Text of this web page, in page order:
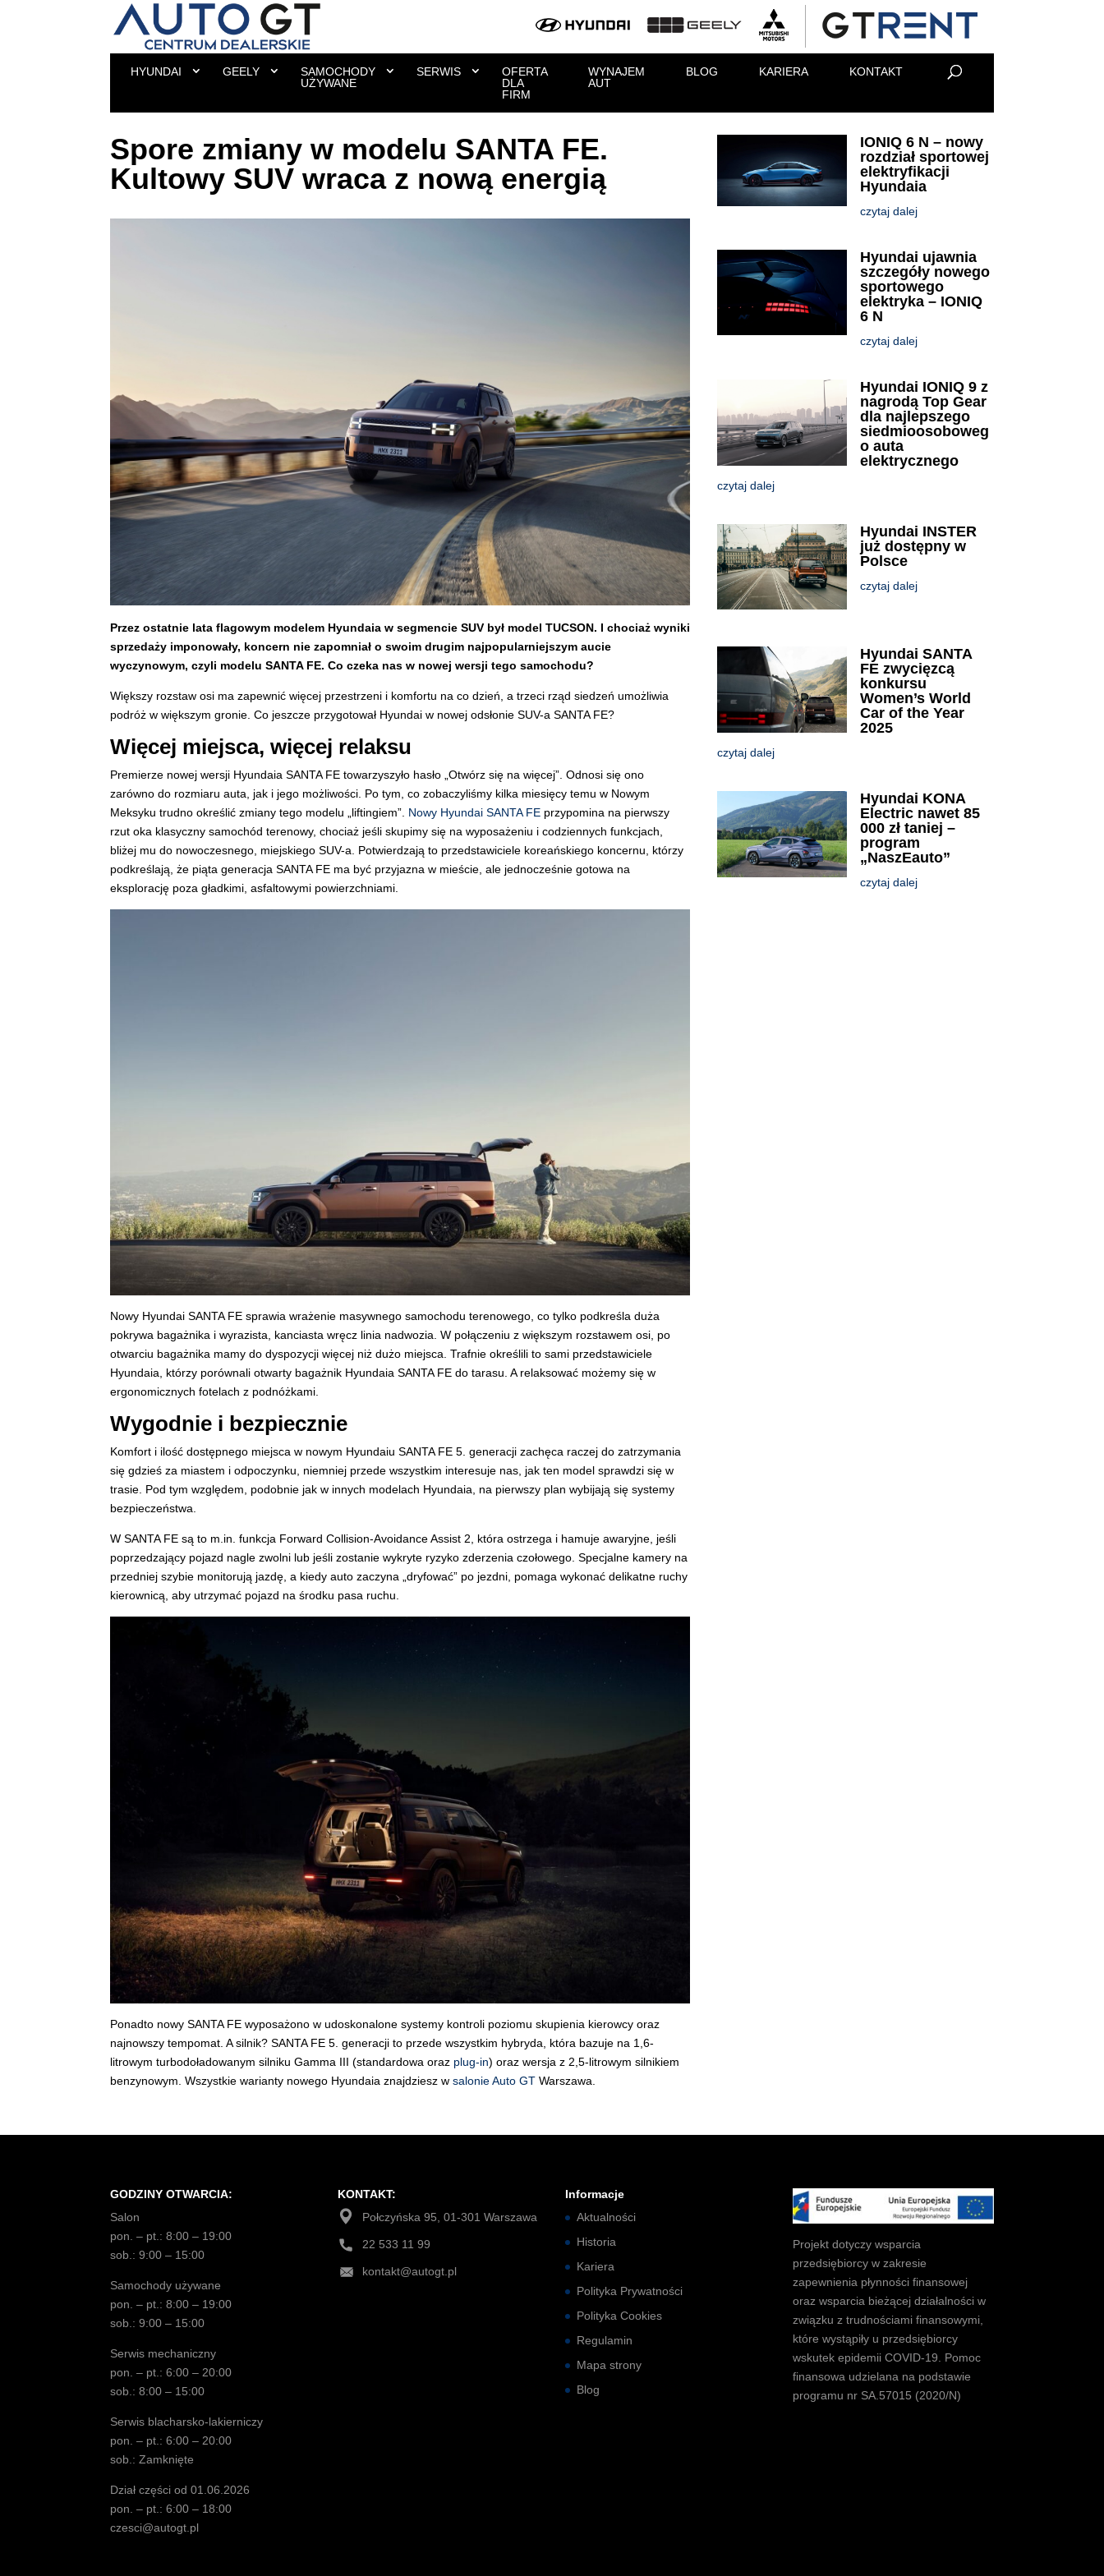
HYUNDAI GEELY
SAMOCHODY
UŻYWANE
SERWIS
OFERTA
DLA
FIRM
WYNAJEM
AUT
BLOG KARIERA KONTAKT
Spore zmiany w modelu SANTA FE.
Kultowy SUV wraca z nową energią
Przez ostatnie lata flagowym modelem Hyundaia w segmencie SUV był model TUCSON. I chociaż wyniki
sprzedaży imponowały, koncern nie zapomniał o swoim drugim najpopularniejszym aucie
wyczynowym, czyli modelu SANTA FE. Co czeka nas w nowej wersji tego samochodu?
Większy rozstaw osi ma zapewnić więcej przestrzeni i komfortu na co dzień, a trzeci rząd siedzeń umożliwia
podróż w większym gronie. Co jeszcze przygotował Hyundai w nowej odsłonie SUV-a SANTA FE?
Więcej miejsca, więcej relaksu
Premierze nowej wersji Hyundaia SANTA FE towarzyszyło hasło „Otwórz się na więcej”. Odnosi się ono
zarówno do rozmiaru auta, jak i jego możliwości. Po tym, co zobaczyliśmy kilka miesięcy temu w Nowym
Meksyku trudno określić zmiany tego modelu „liftingiem”. Nowy Hyundai SANTA FE przypomina na pierwszy
rzut oka klasyczny samochód terenowy, chociaż jeśli skupimy się na wyposażeniu i codziennych funkcjach,
bliżej mu do nowoczesnego, miejskiego SUV-a. Potwierdzają to przedstawiciele koreańskiego koncernu, którzy
podkreślają, że piąta generacja SANTA FE ma być przyjazna w mieście, ale jednocześnie gotowa na
eksplorację poza gładkimi, asfaltowymi powierzchniami.
Nowy Hyundai SANTA FE sprawia wrażenie masywnego samochodu terenowego, co tylko podkreśla duża
pokrywa bagażnika i wyrazista, kanciasta wręcz linia nadwozia. W połączeniu z większym rozstawem osi, po
otwarciu bagażnika mamy do dyspozycji więcej niż dużo miejsca. Trafnie określili to sami przedstawiciele
Hyundaia, którzy porównali otwarty bagażnik Hyundaia SANTA FE do tarasu. A relaksować możemy się w
ergonomicznych fotelach z podnóżkami.
Wygodnie i bezpiecznie
Komfort i ilość dostępnego miejsca w nowym Hyundaiu SANTA FE 5. generacji zachęca raczej do zatrzymania
się gdzieś za miastem i odpoczynku, niemniej przede wszystkim interesuje nas, jak ten model sprawdzi się w
trasie. Pod tym względem, podobnie jak w innych modelach Hyundaia, na pierwszy plan wybijają się systemy
bezpieczeństwa.
W SANTA FE są to m.in. funkcja Forward Collision-Avoidance Assist 2, która ostrzega i hamuje awaryjne, jeśli
poprzedzający pojazd nagle zwolni lub jeśli zostanie wykryte ryzyko zderzenia czołowego. Specjalne kamery na
przedniej szybie monitorują jazdę, a kiedy auto zaczyna „dryfować” po jezdni, pomaga wykonać delikatne ruchy
kierownicą, aby utrzymać pojazd na środku pasa ruchu.
Ponadto nowy SANTA FE wyposażono w udoskonalone systemy kontroli poziomu skupienia kierowcy oraz
najnowszy tempomat. A silnik? SANTA FE 5. generacji to przede wszystkim hybryda, która bazuje na 1,6-
litrowym turbodoładowanym silniku Gamma III (standardowa oraz plug-in) oraz wersja z 2,5-litrowym silnikiem
benzynowym. Wszystkie warianty nowego Hyundaia znajdziesz wsalonie Auto GT Warszawa.
IONIQ 6 N – nowy
rozdział sportowej
elektryfikacji
Hyundaia
czytaj dalej
Hyundai ujawnia
szczegóły nowego
sportowego
elektryka – IONIQ
6 N
czytaj dalej
Hyundai IONIQ 9 z
nagrodą Top Gear
dla najlepszego
siedmioosoboweg
o auta
elektrycznego
czytaj dalej
Hyundai INSTER
już dostępny w
Polsce
czytaj dalej
Hyundai SANTA
FE zwycięzcą
konkursu
Women’s World
Car of the Year
2025
czytaj dalej
Hyundai KONA
Electric nawet 85
000 zł taniej –
program
„NaszEauto”
czytaj dalej
GODZINY OTWARCIA:
Salon
pon. – pt.: 8:00 – 19:00
sob.: 9:00 – 15:00
Samochody używane
pon. – pt.: 8:00 – 19:00
sob.: 9:00 – 15:00
Serwis mechaniczny
pon. – pt.: 6:00 – 20:00
sob.: 8:00 – 15:00
Serwis blacharsko-lakierniczy
pon. – pt.: 6:00 – 20:00
sob.: Zamknięte
Dział części od 01.06.2026
pon. – pt.: 6:00 – 18:00
czesci@autogt.pl
KONTAKT:
Połczyńska 95, 01-301 Warszawa
22 533 11 99
kontakt@autogt.pl
Informacje
Aktualności
Historia
Kariera
Polityka Prywatności
Polityka Cookies
Regulamin
Mapa strony
Blog
Projekt dotyczy wsparcia
przedsiębiorcy w zakresie
zapewnienia płynności finansowej
oraz wsparcia bieżącej działalności w
związku z trudnościami finansowymi,
które wystąpiły u przedsiębiorcy
wskutek epidemii COVID-19. Pomoc
finansowa udzielana na podstawie
programu nr SA.57015 (2020/N)